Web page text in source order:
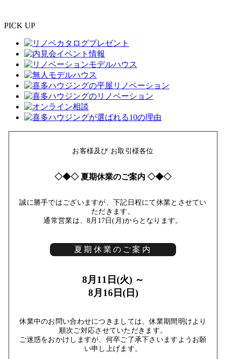
PICK UP
お客様及び お取引様各位
◇◆◇ 夏期休業のご案内 ◇◆◇
誠に勝手ではございますが、下記日程にて休業とさせてい
ただきます。
通常営業は、8月17日(月)からとなります。
夏期休業のご案内
8月11日(火) ～
8月16日(日)
休業中のお問い合わせにつきましては、休業期間明けより
順次ご対応させていただきます。
ご迷惑をおかけしますが、何卒ご了承下さいますようお願
い申し上げます。